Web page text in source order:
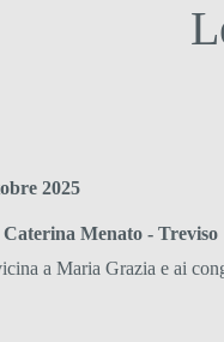
2025
Menato - Treviso
a Maria Grazia e ai